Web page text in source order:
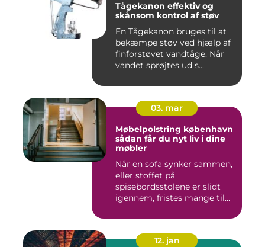
Tågekanon effektiv og
skånsom kontrol af støv
En Tågekanon bruges til at
bekæmpe støv ved hjælp af
finforstøvet vandtåge. Når
vandet sprøjtes ud s...
03. mar
Møbelpolstring københavn
sådan får du nyt liv i dine
møbler
Når en sofa synker sammen,
eller stoffet på
spisebordsstolene er slidt
igennem, fristes mange til
12. jan